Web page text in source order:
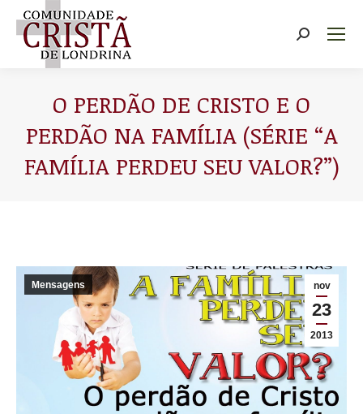
Buscar
O PERDÃO DE CRISTO E O
PERDÃO NA FAMÍLIA (SÉRIE “A
FAMÍLIA PERDEU SEU VALOR?”)
nov
23
2013
Mensagens